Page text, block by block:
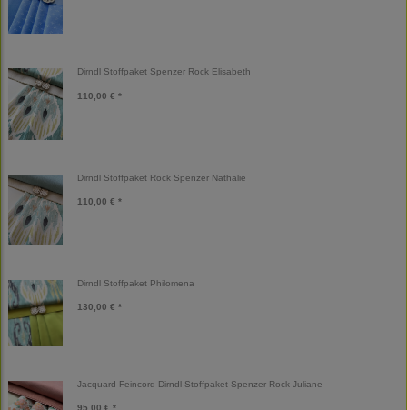
Dirndl Stoffpaket Spenzer Rock Elisabeth
110,00 € *
Dirndl Stoffpaket Rock Spenzer Nathalie
110,00 € *
Dirndl Stoffpaket Philomena
130,00 € *
Jacquard Feincord Dirndl Stoffpaket Spenzer Rock Juliane
95,00 € *